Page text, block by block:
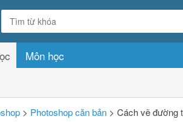
Môn học
> Photoshop căn bản > Cách vẽ đường